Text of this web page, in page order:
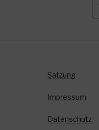
Satzung
Impressum
Datenschutz